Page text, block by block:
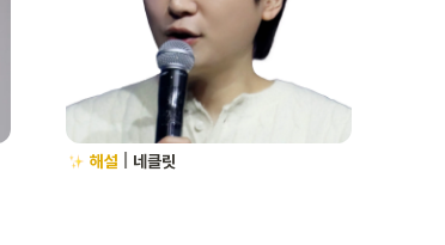
해설 네클릿